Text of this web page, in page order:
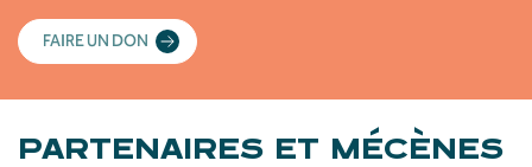
FAIRE UN DON
PARTENAIRES ET MÉCÈNES